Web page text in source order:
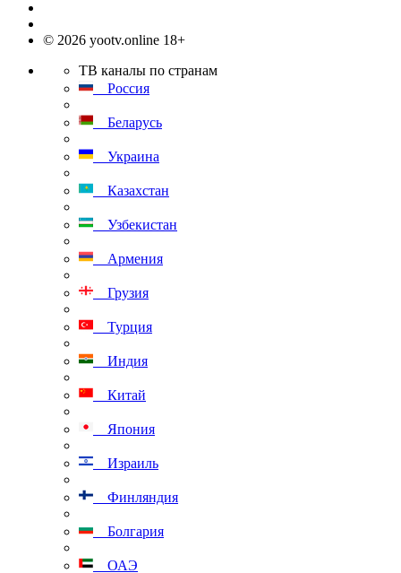
© 2026 yootv.online 18+
ТВ каналы по странам
Россия
Беларусь
Украина
Казахстан
Узбекистан
Армения
Грузия
Турция
Индия
Китай
Япония
Израиль
Финляндия
Болгария
ОАЭ